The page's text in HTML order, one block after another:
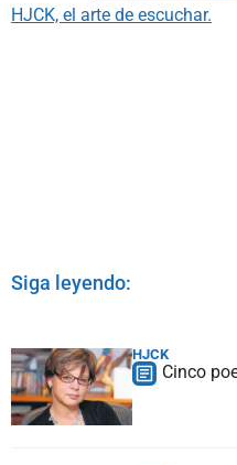
HJCK, el arte de escuchar.
Siga leyendo:
HJCK
Cinco